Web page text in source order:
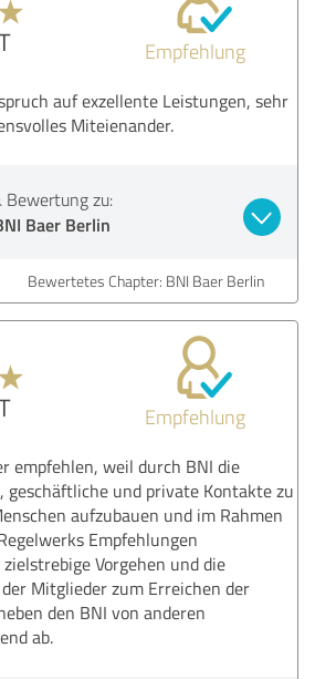
Empfehlung
auf exzellente Leistungen, sehr
Miteienander.
Bewertung zu:
Baer Berlin
Bewertetes Chapter: BNI Baer Berlin
Empfehlung
empfehlen, weil durch BNI die
geschäftliche und private Kontakte zu
aufzubauen und im Rahmen
Empfehlungen
Vorgehen und die
Mitglieder zum Erreichen der
den BNI von anderen
ab.